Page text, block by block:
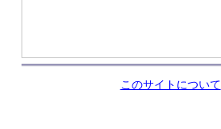
このサイトについて